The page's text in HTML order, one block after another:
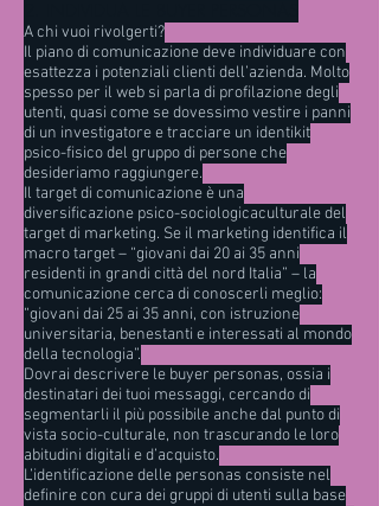
A chi vuoi rivolgerti?
Il piano di comunicazione deve individuare con
esattezza i potenziali clienti dell’azienda. Molto
spesso per il web si parla di profilazione degli
utenti, quasi come se dovessimo vestire i panni
di un investigatore e tracciare un identikit
psico-fisico del gruppo di persone che
desideriamo raggiungere.
Il target di comunicazione è una
diversificazione psico-sociologicaculturale del
target di marketing. Se il marketing identifica il
macro target – “giovani dai 20 ai 35 anni
residenti in grandi città del nord Italia” – la
comunicazione cerca di conoscerli meglio:
“giovani dai 25 ai 35 anni, con istruzione
universitaria, benestanti e interessati al mondo
della tecnologia”.
Dovrai descrivere le buyer personas, ossia i
destinatari dei tuoi messaggi, cercando di
segmentarli il più possibile anche dal punto di
vista socio-culturale, non trascurando le loro
abitudini digitali e d’acquisto.
L’identificazione delle personas consiste nel
definire con cura dei gruppi di utenti sulla base